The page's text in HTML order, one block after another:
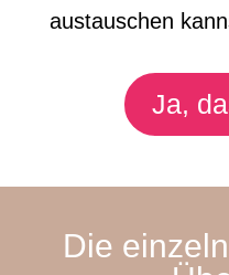
austauschen
Ja,
Die